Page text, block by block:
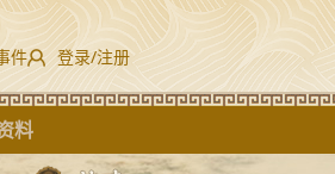
件 登录/注册
料